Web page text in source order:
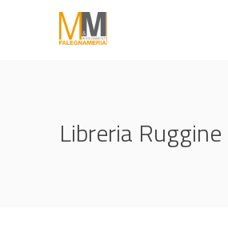
Libreria Ruggine